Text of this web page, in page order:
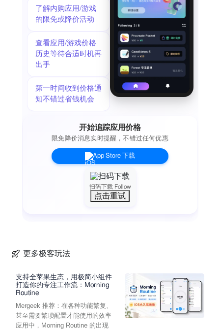
了解内购应用/游戏
的限免或降价活动
查看应用/游戏价格
历史等待合适时机再
出手
第一时间收到价格通
知不错过省钱机会
扫码下载 Follow
点击重试
开始追踪应用价格
限免降价消息实时提醒，不错过任何优惠
App Store 下载
更多极客玩法
支持全苹果生态，用极简小组件
打造你的专注工作流：Morning
Routine
Mergeek 推荐：在各种功能繁复、
甚至需要繁琐配置才能使用的效率
应用中，Morning Routine 的出现